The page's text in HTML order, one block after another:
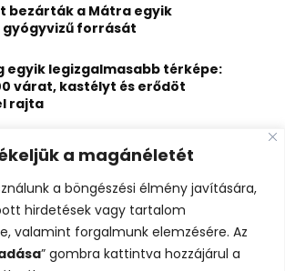
a magánéletét
a böngészési élmény javítására,
hirdetések vagy tartalom
valamint forgalmunk elemzésére. Az
” gombra kattintva hozzájárul a
bezárták a Mátra egyik
forrását
egyik legizgalmasabb térképe:
várat, kastélyt és erődöt
rajta
Tisza legendás hajóroncsa,
a tűzoltók
fenyegetést kapott, elmarad Majka